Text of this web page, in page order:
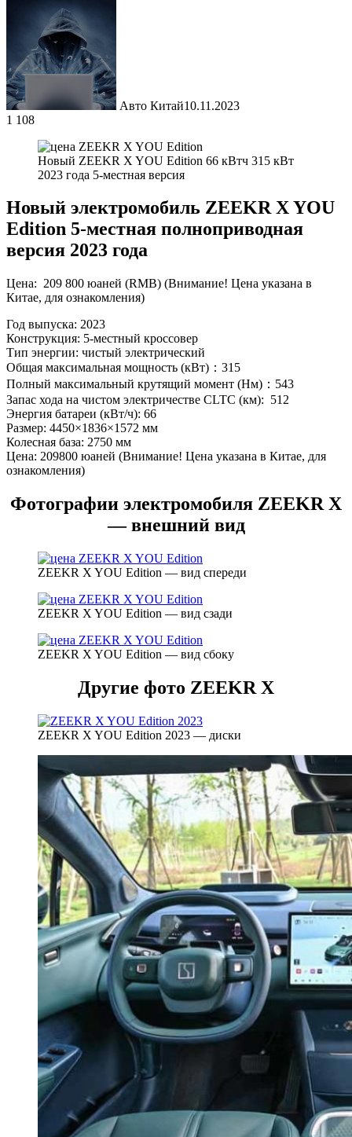
Авто Китай10.11.2023
1 108
Новый ZEEKR X YOU Edition 66 кВтч 315 кВт
2023 года 5-местная версия
Новый электромобиль ZEEKR X YOU
Edition 5-местная полноприводная
версия 2023 года
Цена: 209 800 юаней (RMB) (Внимание! Цена указана в
Китае, для ознакомления)
Год выпуска: 2023
Конструкция: 5-местный кроссовер
Тип энергии: чистый электрический
Общая максимальная мощность (кВт)：315
Полный максимальный крутящий момент (Нм)：543
Запас хода на чистом электричестве CLTC (км): 512
Энергия батареи (кВт/ч): 66
Размер: 4450×1836×1572 мм
Колесная база: 2750 мм
Цена: 209800 юаней (Внимание! Цена указана в Китае, для
ознакомления)
Фотографии электромобиля ZEEKR X
— внешний вид
ZEEKR X YOU Edition — вид спереди
ZEEKR X YOU Edition — вид сзади
ZEEKR X YOU Edition — вид сбоку
Другие фото ZEEKR X
ZEEKR X YOU Edition 2023 — диски